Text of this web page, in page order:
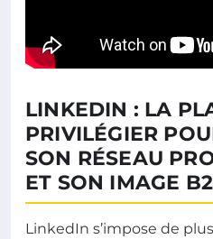
LINKEDIN : LA
PRIVILÉGIER
SON RÉSEAU
ET SON IMAGE
LinkedIn s’impose de